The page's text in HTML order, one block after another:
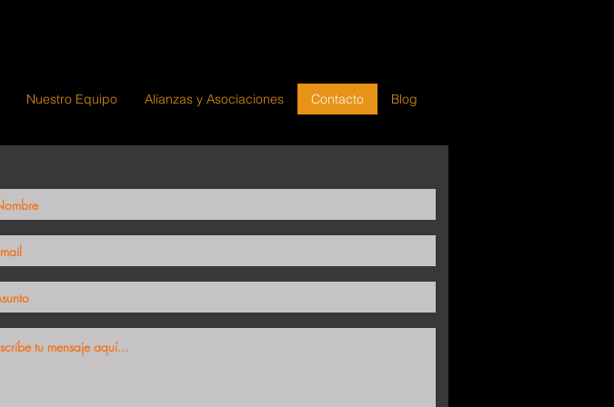
Nuestro Equipo Alianzas y Asociaciones Contacto Blog